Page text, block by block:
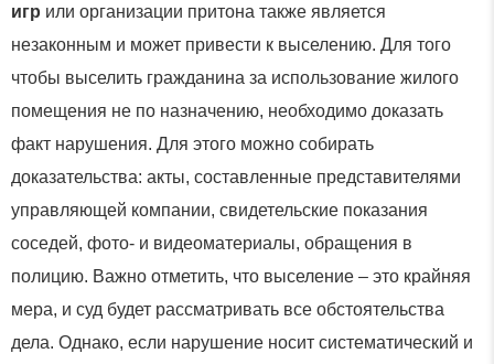
игр или организации притона также является
незаконным и может привести к выселению. Для того
чтобы выселить гражданина за использование жилого
помещения не по назначению, необходимо доказать
факт нарушения. Для этого можно собирать
доказательства: акты, составленные представителями
управляющей компании, свидетельские показания
соседей, фото- и видеоматериалы, обращения в
полицию. Важно отметить, что выселение – это крайняя
мера, и суд будет рассматривать все обстоятельства
дела. Однако, если нарушение носит систематический и